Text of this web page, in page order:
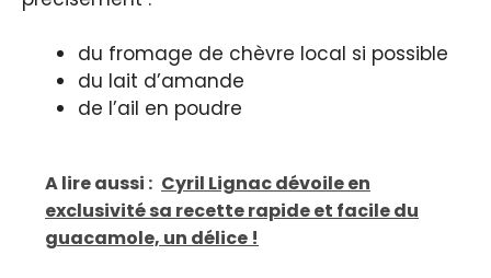
du fromage de chèvre local si possible
du lait d’amande
de l’ail en poudre
A lire aussi : Cyril Lignac dévoile en
exclusivité sa recette rapide et facile du
guacamole, un délice !